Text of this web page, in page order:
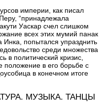
империи, как писал
“принадлежала
Уаскар счел слишком
всех этих мумий панак
попытался упразднить
среди множества
в политический кризис,
положение в его борьбе с
в конечном итоге
МУЗЫКА. ТАНЦЫ